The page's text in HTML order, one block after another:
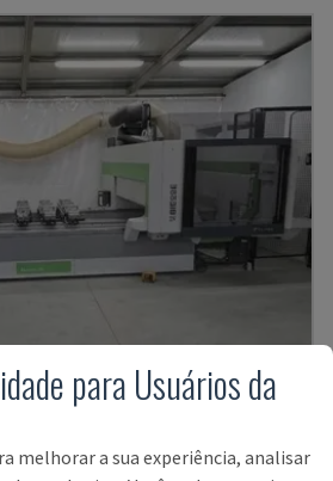
CNC
para Usuários da
melhorar a sua experiência, analisar